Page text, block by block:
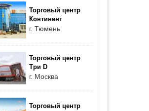
Торговый центр
Континент
г. Тюмень
Торговый центр
Три D
г. Москва
Торговый центр